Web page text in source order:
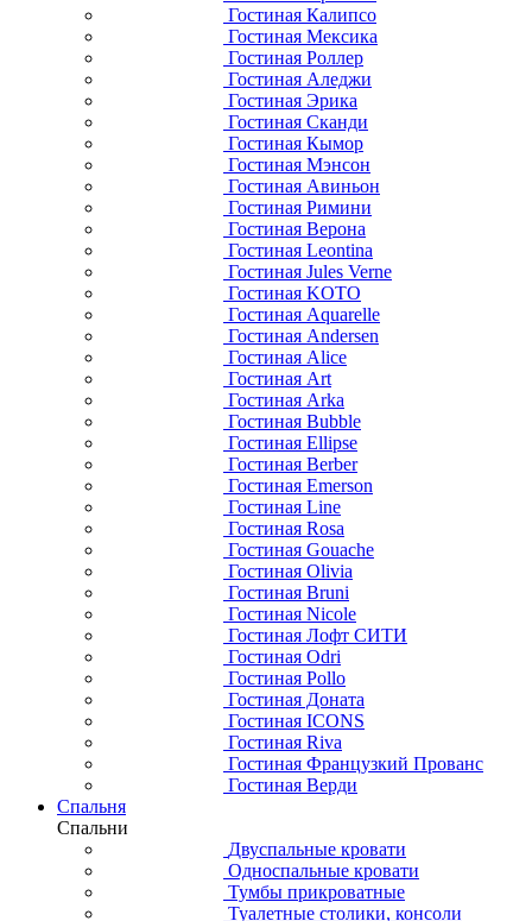
Гостиная Калипсо
Гостиная Мексика
Гостиная Роллер
Гостиная Аледжи
Гостиная Эрика
Гостиная Сканди
Гостиная Кымор
Гостиная Мэнсон
Гостиная Авиньон
Гостиная Римини
Гостиная Верона
Гостиная Leontina
Гостиная Jules Verne
Гостиная KOTO
Гостиная Aquarelle
Гостиная Andersen
Гостиная Alice
Гостиная Art
Гостиная Arka
Гостиная Bubble
Гостиная Ellipse
Гостиная Berber
Гостиная Emerson
Гостиная Line
Гостиная Rosa
Гостиная Gouache
Гостиная Olivia
Гостиная Bruni
Гостиная Nicole
Гостиная Лофт СИТИ
Гостиная Odri
Гостиная Pollo
Гостиная Доната
Гостиная ICONS
Гостиная Riva
Гостиная Французкий Прованс
Гостиная Верди
Спальня
Спальни
Двуспальные кровати
Односпальные кровати
Тумбы прикроватные
Туалетные столики, консоли